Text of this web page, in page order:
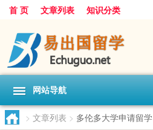
首 页 文章列表 知识分类
网站导航
> 文章列表 > 多伦多大学申请留学